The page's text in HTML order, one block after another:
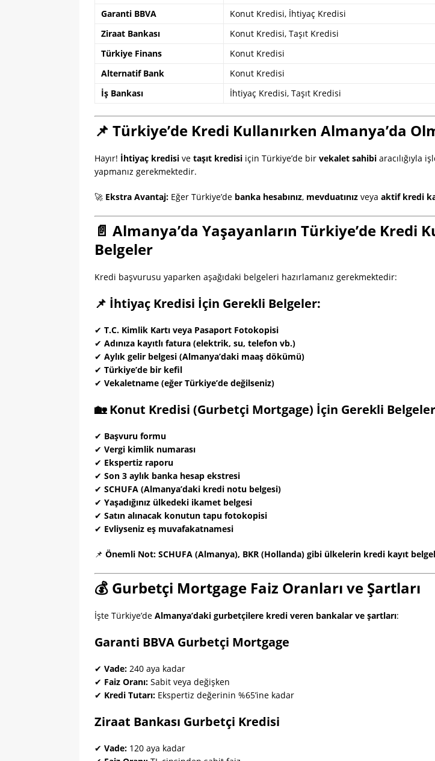
Garanti BBVA
Konut Kredisi, İhtiyaç Kredisi
Ziraat Bankası
Konut Kredisi, Taşıt Kredisi
Türkiye Finans
Konut Kredisi
Alternatif Bank
Konut Kredisi
İş Bankası
İhtiyaç Kredisi, Taşıt Kredisi
📌 Türkiye’de Kredi Kullanırken Almanya’da
Hayır! İhtiyaç kredisi ve taşıt kredisi için Türkiye’de bir vekalet sahibi aracılığıyla
yapmanız gerekmektedir.
🚀 Ekstra Avantaj: Eğer Türkiye’de banka hesabınız, mevduatınız veya aktif kredi
📄 Almanya’da Yaşayanların Türkiye’de Kredi
Belgeler
Kredi başvurusu yaparken aşağıdaki belgeleri hazırlamanız gerekmektedir:
📌 İhtiyaç Kredisi İçin Gerekli Belgeler:
✔ T.C. Kimlik Kartı veya Pasaport Fotokopisi
✔ Adınıza kayıtlı fatura (elektrik, su, telefon vb.)
✔ Aylık gelir belgesi (Almanya’daki maaş dökümü)
✔ Türkiye’de bir kefil
✔ Vekaletname (eğer Türkiye’de değilseniz)
🏡 Konut Kredisi (Gurbetçi Mortgage) İçin Gerekli
✔ Başvuru formu
✔ Vergi kimlik numarası
✔ Ekspertiz raporu
✔ Son 3 aylık banka hesap ekstresi
✔ SCHUFA (Almanya’daki kredi notu belgesi)
✔ Yaşadığınız ülkedeki ikamet belgesi
✔ Satın alınacak konutun tapu fotokopisi
✔ Evliyseniz eş muvafakatnamesi
📌 Önemli Not: SCHUFA (Almanya), BKR (Hollanda) gibi ülkelerin kredi kayıt
💰 Gurbetçi Mortgage Faiz Oranları ve Şartları
İşte Türkiye’de Almanya’daki gurbetçilere kredi veren bankalar ve şartları:
Garanti BBVA Gurbetçi Mortgage
✔ Vade: 240 aya kadar
✔ Faiz Oranı: Sabit veya değişken
✔ Kredi Tutarı: Ekspertiz değerinin %65’ine kadar
Ziraat Bankası Gurbetçi Kredisi
✔ Vade: 120 aya kadar